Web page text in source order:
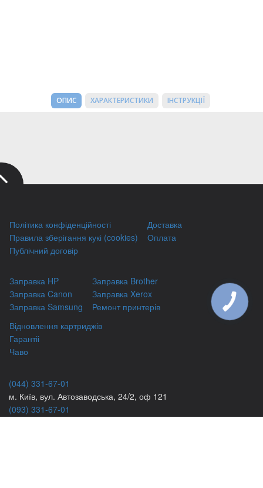
ОПИС ХАРАКТЕРИСТИКИ ІНСТРУКЦІЇ
Політика конфіденційності
Правила зберігання кукі (cookies)
Публічний договір
Доставка
Оплата
Заправка HP
Заправка Canon
Заправка Samsung
Заправка Brother
Заправка Xerox
Ремонт принтерів
Відновлення картриджів
Гарантіі
Чаво
(044) 331-67-01
м. Київ, вул. Автозаводська, 24/2, оф 121
(093) 331-67-01
КНОПКА
ЗВ'ЯЗКУ